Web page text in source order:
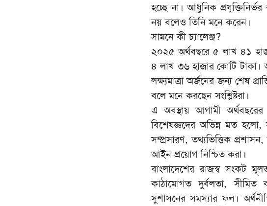
হচ্ছে না। আধুনিক
নয় বলেও তিনি মনে করেন।
সামনে কী চ্যালেঞ্জ?
২০২৫ অর্থবছরে ৫ লাখ ৪১
৪ লাখ ৩৬ হাজার কোটি
লক্ষ্যমাত্রা অর্জনের জন্য শেষ
বলে মনে করছেন সংশ্লিষ্টরা।
এ অবস্থায় আগামী অর্থবছরের
বিশেষজ্ঞদের অভিন্ন মত হলো,
সম্প্রসারণ, তথ্যভিত্তিক
আইন প্রয়োগ নিশ্চিত করা।
বাংলাদেশের রাজস্ব সংকট
কাঠামোগত দুর্বলতা, সীমিত
সুশাসনের সমস্যার ফল।